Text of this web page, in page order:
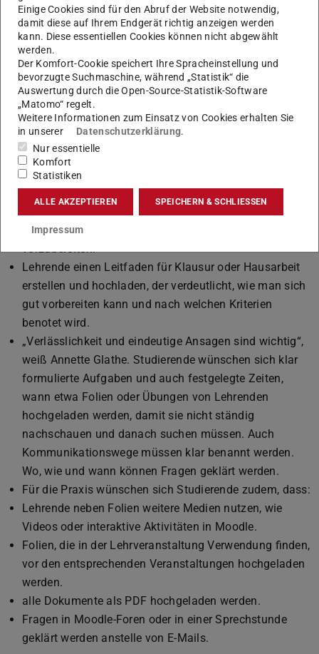
anderem, dass
Lehrende an der TU nicht verschiedene „Ablageorte“,
sondern eine einheitliche Lernplattform nutzen;
Moodle Kurse übersichtlich in Abschnitte oder Ordner
strukturiert sind;
die Rahmenbedingungen einer Veranstaltung von den
Lehrenden klar festgelegt werden, und dass sie ihre
Erwartungen und wichtige Informationen gleich in der
ersten Veranstaltung des Semesters bekannt geben;
prüfungsrelevante Inhalte im Fokus der
Materialien hilfreich sind, sich auf Prüfungen
Lehrende einen Leitfaden für Klausur oder Hausarbeit
erstellen und hochladen, der verdeutlicht, wie man sich
gut vorbereiten kann und nach welchen Kriterien
benotet wird.
„Verlässlichkeit und eindeutige Ansagen sind wichtig“,
weiß Annette Glathe. Studierende wünschen sich klar
formulierte Aufgaben und auch festgelegte Zeiten,
wann etwa Folien oder Übungen von Lehrenden
hochgeladen werden, damit sie nicht ständig
nachschauen und danach suchen müssen. Auch
Kommunikationswege müssen klar benannt werden.
Wo, wie und wann können Fragen geklärt werden.
Für die Praxis wünschen sich Studierende zudem, dass:
Lehrende neben Folien weitere Medien nutzen, wie
Videos oder interaktive Aktivitäten in Moodle.
Folien, die in der Lehrveranstaltung Verwendung finden,
vor den entsprechenden Veranstaltungen hochgeladen
werden.
alle Dokumente als PDF hochgeladen werden.
Fragen in Moodle-Foren oder in einer Sprechstunde
geklärt werden anstelle von E-Mails.
Einige Cookies sind für den Abruf der Website notwendig,
damit diese auf Ihrem Endgerät richtig anzeigen werden
kann. Diese essentiellen Cookies können nicht abgewählt
werden.
Der Komfort-Cookie speichert Ihre Spracheinstellung und
bevorzugte Suchmaschine, während „Statistik“ die
Auswertung durch die Open-Source-Statistik-Software
„Matomo“ regelt.
Weitere Informationen zum Einsatz von Cookies erhalten Sie
in unserer
Datenschutzerklärung.
Nur essentielle
Komfort
Statistiken
ALLE AKZEPTIEREN SPEICHERN & SCHLIESSEN
Impressum